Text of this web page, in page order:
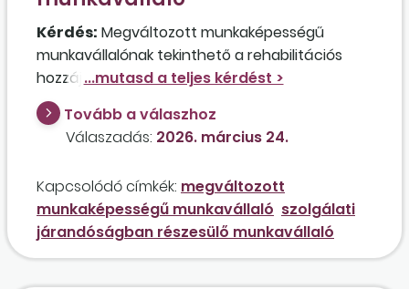
Kérdés: Megváltozott munkaképességű
munkavállalónak tekinthető a rehabilitációs
hozzájárulás szempontjából a szolgálati
járandóságban részesülő munkavállaló? Milyen
dokumentumokat kell a munkáltatónak
bekérnie a szolgálati járandóságban részesülő
Tovább a válaszhoz
Válaszadás: 2026. március 24.
Kapcsolódó címkék: megváltozott
munkaképességű munkavállaló szolgálati
járandóságban részesülő munkavállaló